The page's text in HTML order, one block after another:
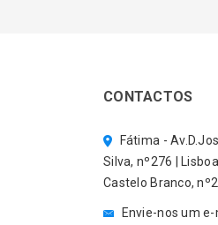
CONTACTOS
Fátima -
Silva, nº276 |
Castelo Branco,
Envie-nos um e-